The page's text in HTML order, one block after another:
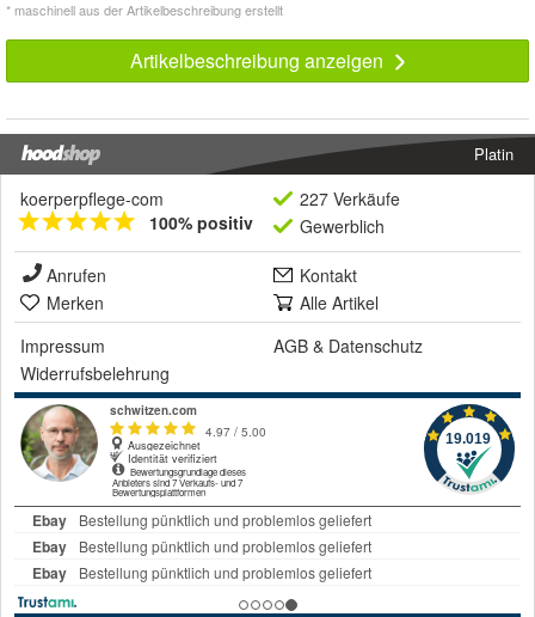
* maschinell aus der Artikelbeschreibung erstellt
Artikelbeschreibung anzeigen
Platin
koerperpflege-com
100% positiv
227 Verkäufe
Gewerblich
Anrufen
Kontakt
Merken
Alle Artikel
Impressum
AGB & Datenschutz
Widerrufsbelehrung